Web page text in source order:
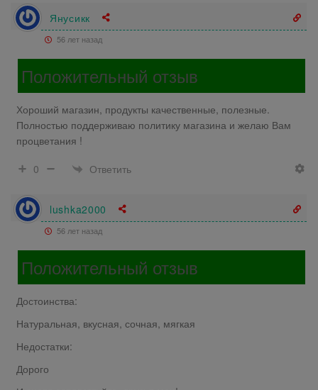
Янусикк
56 лет назад
Положительный отзыв
Хороший магазин, продукты качественные, полезные.
Полностью поддерживаю политику магазина и желаю Вам
процветания !
0
Ответить
lushka2000
56 лет назад
Положительный отзыв
Достоинства:
Натуральная, вкусная, сочная, мягкая
Недостатки:
Дорого